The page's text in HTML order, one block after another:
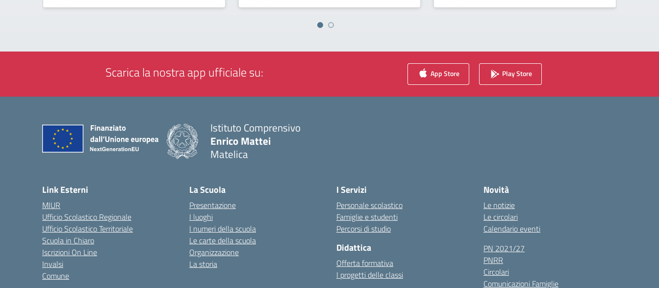
Scarica la nostra app ufficiale su: App Store Play Store
Istituto Comprensivo
Enrico Mattei
Matelica
Link Esterni
MIUR
Ufficio Scolastico Regionale
Ufficio Scolastico Territoriale
Scuola in Chiaro
Iscrizioni On Line
Invalsi
Comune
La Scuola
Presentazione
I luoghi
I numeri della scuola
Le carte della scuola
Organizzazione
La storia
I Servizi
Personale scolastico
Famiglie e studenti
Percorsi di studio
Didattica
Offerta formativa
I progetti delle classi
Novità
Le notizie
Le circolari
Calendario eventi
PN 2021/27
PNRR
Circolari
Comunicazioni Famiglie